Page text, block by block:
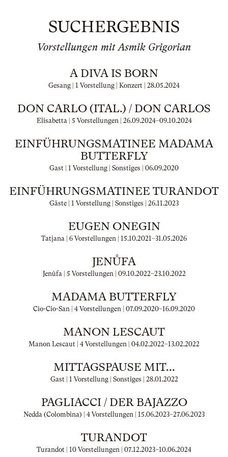
SUCHERGEBNIS
Vorstellungen mit Asmik Grigorian
A DIVA IS BORN
Gesang | 1 Vorstellung | Konzert | 28.05.2024
DON CARLO (ITAL.) / DON CARLOS
Elisabetta | 5 Vorstellungen | 26.09.2024–09.10.2024
EINFÜHRUNGSMATINEE MADAMA
BUTTERFLY
Gast | 1 Vorstellung | Sonstiges | 06.09.2020
EINFÜHRUNGSMATINEE TURANDOT
Gäste | 1 Vorstellung | Sonstiges | 26.11.2023
EUGEN ONEGIN
Tatjana | 6 Vorstellungen | 15.10.2021–31.05.2026
JENŮFA
Jenůfa | 5 Vorstellungen | 09.10.2022–23.10.2022
MADAMA BUTTERFLY
Cio-Cio-San | 4 Vorstellungen | 07.09.2020–16.09.2020
MANON LESCAUT
Manon Lescaut | 4 Vorstellungen | 04.02.2022–13.02.2022
MITTAGSPAUSE MIT...
Gast | 1 Vorstellung | Sonstiges | 28.01.2022
PAGLIACCI / DER BAJAZZO
Nedda (Colombina) | 4 Vorstellungen | 15.06.2023–27.06.2023
TURANDOT
Turandot | 10 Vorstellungen | 07.12.2023–10.06.2024